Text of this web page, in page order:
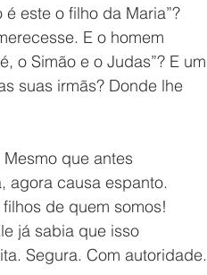
este o filho da Maria”?
E o homem
o Simão e o Judas”? E um
suas irmãs? Donde lhe
que antes
agora causa espanto.
de quem somos!
já sabia que isso
Segura. Com autoridade.